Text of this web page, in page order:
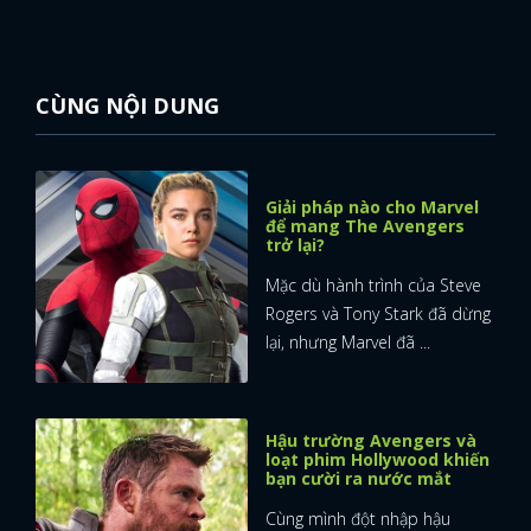
CÙNG NỘI DUNG
Giải pháp nào cho Marvel
để mang The Avengers
trở lại?
Mặc dù hành trình của Steve
Rogers và Tony Stark đã dừng
lại, nhưng Marvel đã ...
Hậu trường Avengers và
loạt phim Hollywood khiến
bạn cười ra nước mắt
Cùng mình đột nhập hậu